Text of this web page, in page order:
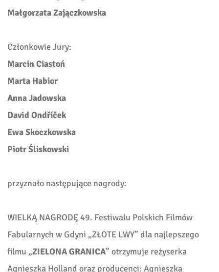
Małgorzata Zajączkowska
Członkowie Jury:
Marcin Ciastoń
Marta Habior
Anna Jadowska
David Ondříček
Ewa Skoczkowska
Piotr Śliskowski
przyznało następujące nagrody:
WIELKĄ NAGRODĘ 49. Festiwalu Polskich Filmów
Fabularnych w Gdyni „ZŁOTE LWY” dla najlepszego
filmu „ZIELONA GRANICA” otrzymuje reżyserka
Agnieszka Holland oraz producenci: Agnieszka